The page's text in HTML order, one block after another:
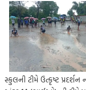
સ્કુલની ટીમે ઉત્કૃષ્ટ પ્રદર્શન